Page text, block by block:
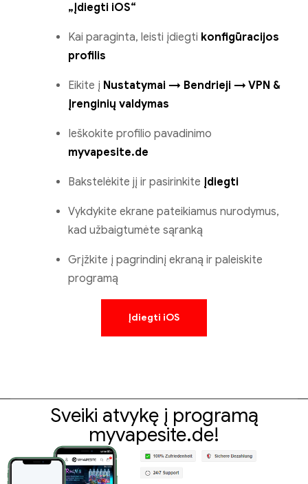
„Įdiegti iOS“
Kai paraginta, leisti įdiegti konfigūracijos
profilis
Eikite į Nustatymai → Bendrieji → VPN &
Įrenginių valdymas
Ieškokite profilio pavadinimo
myvapesite.de
Bakstelėkite jį ir pasirinkite Įdiegti
Vykdykite ekrane pateikiamus nurodymus,
kad užbaigtumėte sąranką
Grįžkite į pagrindinį ekraną ir paleiskite
programą
Įdiegti iOS
Sveiki atvykę į programą
myvapesite.de!